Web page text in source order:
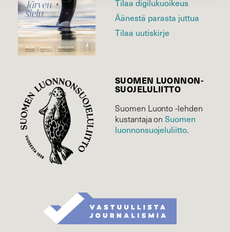
Tilaa digilukuoikeus
Äänestä parasta juttua
Tilaa uutiskirje
SUOMEN LUONNON­
SUOJELU­LIITTO
Suomen Luonto -lehden
kustantaja onSuomen
luonnonsuojelu­liitto.